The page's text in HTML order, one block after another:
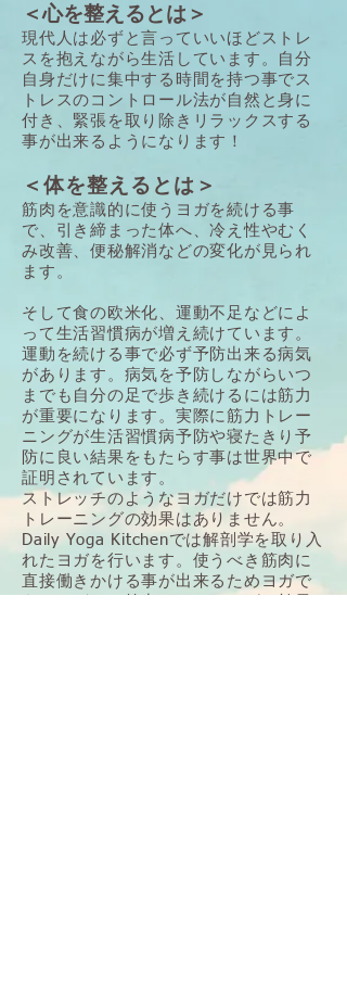
＜心を整えるとは＞
現代人は必ずと言っていいほどストレ
スを抱えながら生活しています。自分
自身だけに集中する時間を持つ事でス
トレスのコントロール法が自然と身に
付き、緊張を取り除きリラックスする
事が出来るようになります！
＜体を整えるとは＞
筋肉を意識的に使うヨガを続ける事
で、引き締まった体へ、冷え性やむく
み改善、便秘解消などの変化が見られ
ます。
そして食の欧米化、運動不足などによ
って生活習慣病が増え続けています。
運動を続ける事で必ず予防出来る病気
があります。病気を予防しながらいつ
までも自分の足で歩き続けるには筋力
が重要になります。実際に筋力トレー
ニングが生活習慣病予防や寝たきり予
防に良い結果をもたらす事は世界中で
証明されています。
ストレッチのようなヨガだけでは筋力
トレーニングの効果はありません。
Daily Yoga Kitchenでは解剖学を取り入
れたヨガを行います。使うべき筋肉に
直接働きかける事が出来るためヨガで